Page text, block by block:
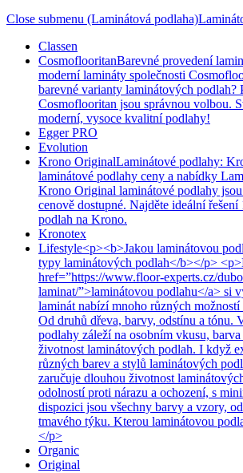
Close submenu (Laminátová podlaha)
Classen
CosmoflooritanBarevné provedení
moderní lamináty společnosti
barevné varianty laminátových podlah?
Cosmoflooritan jsou správnou volbou.
moderní, vysoce kvalitní podlahy!
Egger PRO
Evolution
Krono OriginalLaminátové podlahy:
laminátové podlahy ceny a nabídky
Krono Original laminátové podlahy
cenově dostupné. Najděte ideální
podlah na Krono.
Kronotex
Lifestyle<p><b>Jakou laminátovou
typy laminátových podlah</b></p>
href=”https://www.floor-experts.cz/
laminat/”>laminátovou podlahu</a> si
laminát nabízí mnoho různých
Od druhů dřeva, barvy, odstínu a tónu.
podlahy záleží na osobním vkusu,
životnost laminátových podlah. I když
různých barev a stylů laminátových
zaručuje dlouhou životnost
odolností proti nárazu a ochození, s
dispozici jsou všechny barvy a vzory,
tmavého týku. Kterou laminátovou
</p>
Organic
Original